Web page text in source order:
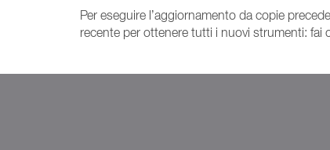
Per eseguire l’aggiornamento da copie
recente per ottenere tutti i nuovi strumenti: fai